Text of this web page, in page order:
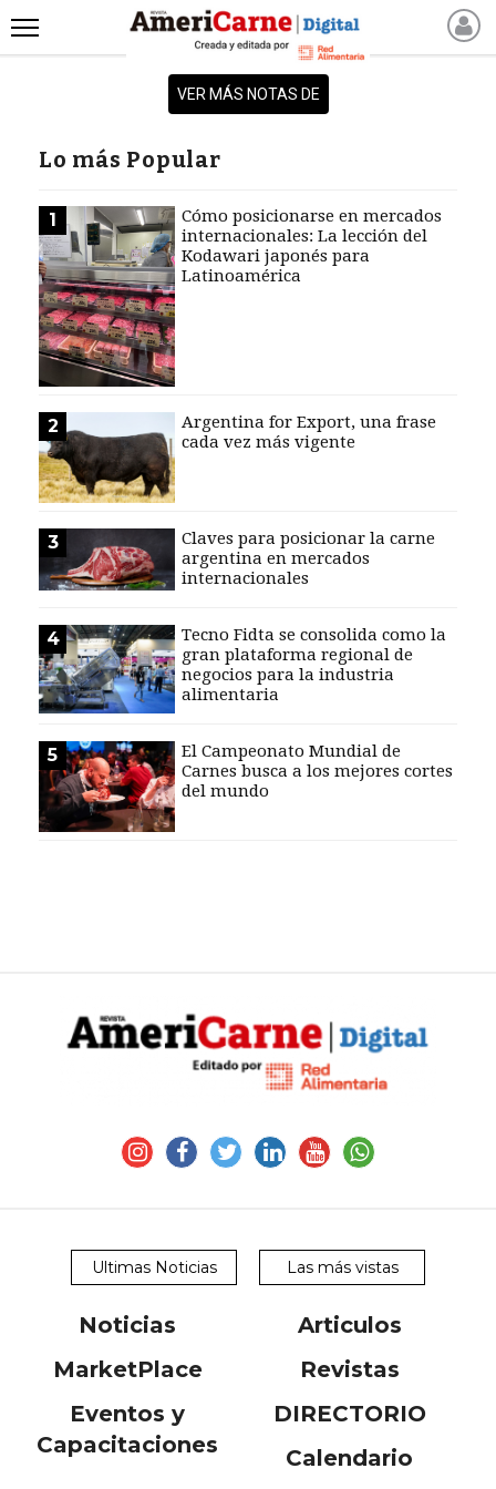
NOTICIAS RECIENTES
NOTICIAS
PRODUCCIÓN
PROCESO
PRODUCTO
NUEVOS PRODUCTOS
MARKETPLACE
REVISTAS
REVISTAS
CATÁLOGO DE CORTES
DE CARNE VACUNA
CAPACITACIONES
DIRECTORIO
MEDIA KIT
SERVICIOS
CONDICIONES
POLÍTICAS
VER MÁS NOTAS DE
Lo más Popular
1
Cómo posicionarse en mercados
internacionales: La lección del
Kodawari japonés para
Latinoamérica
2
Argentina for Export, una frase
cada vez más vigente
3
Claves para posicionar la carne
argentina en mercados
internacionales
4
Tecno Fidta se consolida como la
gran plataforma regional de
negocios para la industria
alimentaria
5
El Campeonato Mundial de
Carnes busca a los mejores cortes
del mundo
Ultimas Noticias Las más vistas
Noticias
Articulos
MarketPlace
Revistas
Eventos y
Capacitaciones
DIRECTORIO
Calendario